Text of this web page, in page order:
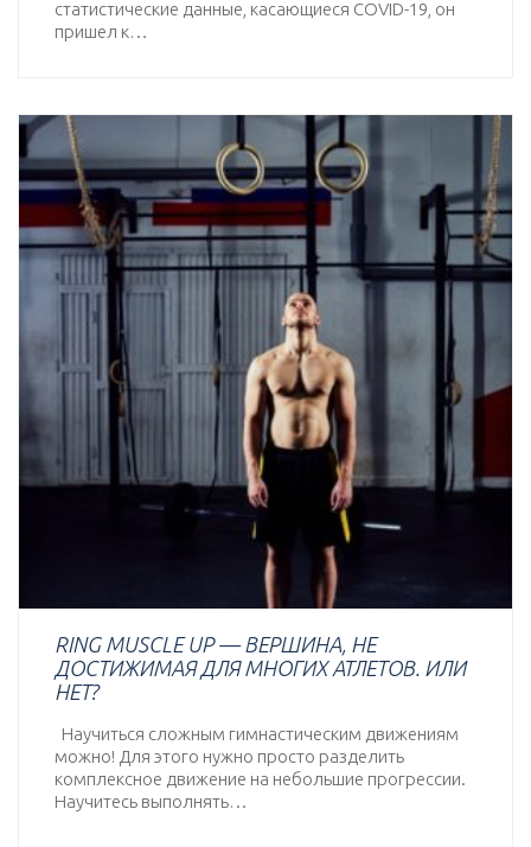
статистические данные, касающиеся COVID-19, он
пришел к…
RING MUSCLE UP — ВЕРШИНА, НЕ
ДОСТИЖИМАЯ ДЛЯ МНОГИХ АТЛЕТОВ. ИЛИ
НЕТ?
Научиться сложным гимнастическим движениям
можно! Для этого нужно просто разделить
комплексное движение на небольшие прогрессии.
Научитесь выполнять…